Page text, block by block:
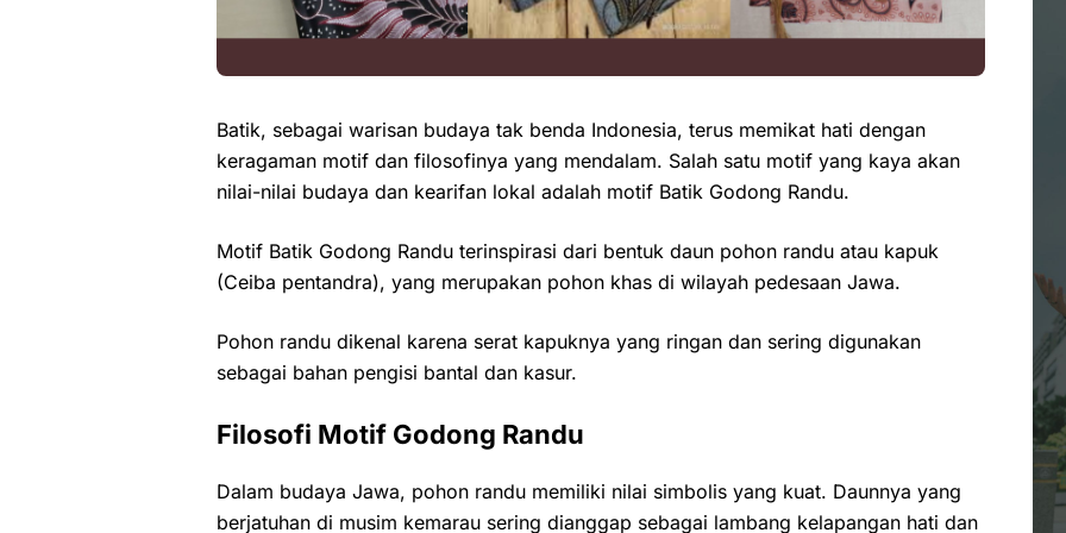
Batik, sebagai warisan budaya tak benda Indonesia, terus memikat hati dengan
keragaman motif dan filosofinya yang mendalam. Salah satu motif yang kaya akan
nilai-nilai budaya dan kearifan lokal adalah motif Batik Godong Randu.
Motif Batik Godong Randu terinspirasi dari bentuk daun pohon randu atau kapuk
(Ceiba pentandra), yang merupakan pohon khas di wilayah pedesaan Jawa.
Pohon randu dikenal karena serat kapuknya yang ringan dan sering digunakan
sebagai bahan pengisi bantal dan kasur.
Filosofi Motif Godong Randu
Dalam budaya Jawa, pohon randu memiliki nilai simbolis yang kuat. Daunnya yang
berjatuhan di musim kemarau sering dianggap sebagai lambang kelapangan hati dan